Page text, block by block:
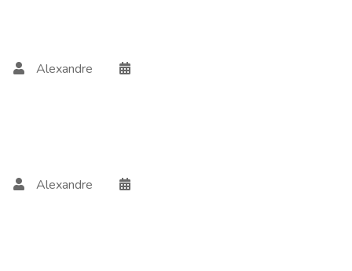
Alexandre
Alexandre